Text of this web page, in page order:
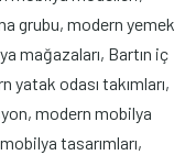
grubu, modern yemek
mağazaları, Bartın iç
yatak odası takımları,
modern mobilya
tasarımları,